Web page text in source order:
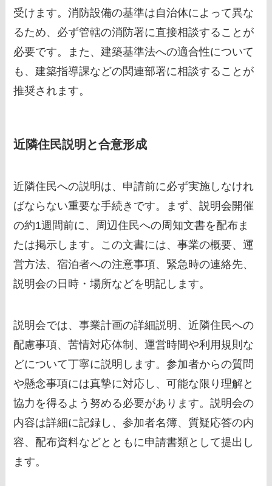
受けます。消防設備の基準は自治体によって異な
るため、必ず管轄の消防署に直接相談することが
必要です。また、建築基準法への適合性について
も、建築指導課などの関連部署に相談することが
推奨されます。
近隣住民説明と合意形成
近隣住民への説明は、申請前に必ず実施しなけれ
ばならない重要な手続きです。まず、説明会開催
の約1週間前に、周辺住民への周知文書を配布ま
たは掲示します。この文書には、事業の概要、運
営方法、宿泊者への注意事項、緊急時の連絡先、
説明会の日時・場所などを明記します。
説明会では、事業計画の詳細説明、近隣住民への
配慮事項、苦情対応体制、運営時間や利用規則な
どについて丁寧に説明します。参加者からの質問
や懸念事項には真摯に対応し、可能な限り理解と
協力を得るよう努める必要があります。説明会の
内容は詳細に記録し、参加者名簿、質疑応答の内
容、配布資料などとともに申請書類として提出し
ます。